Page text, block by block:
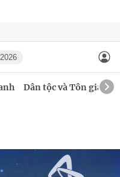
Dân tộc và Tôn giáo